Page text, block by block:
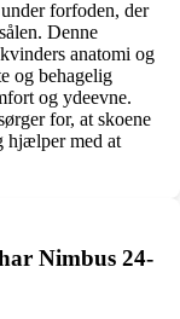
forfoden, der
Denne
anatomi og
og behagelig
og ydeevne.
for, at skoene
hjælper med at
Nimbus 24-